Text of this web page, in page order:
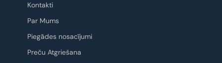
Kontakti
Par Mums
Piegādes nosacījumi
Preču Atgriešana